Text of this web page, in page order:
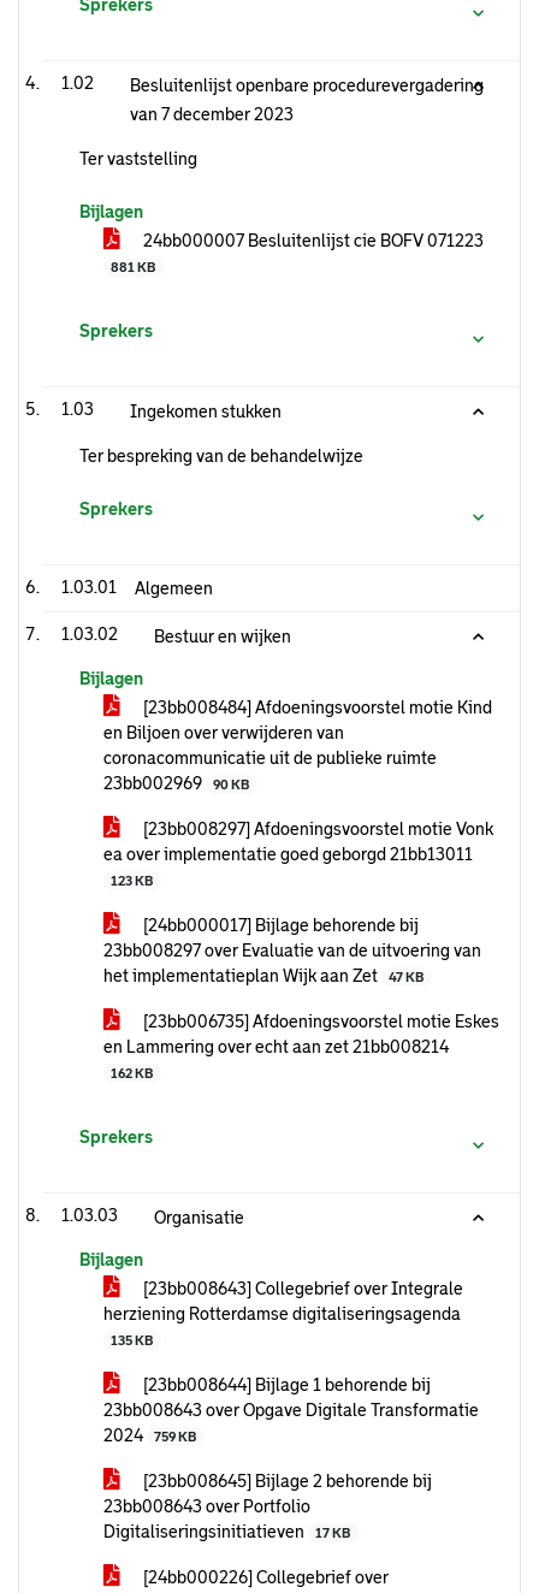
Sprekers
1.02
Besluitenlijst openbare procedurevergadering
van 7 december 2023
Ter vaststelling
Bijlagen
24bb000007 Besluitenlijst cie BOFV 071223
881 KB
Sprekers
1.03 Ingekomen stukken
Ter bespreking van de behandelwijze
Sprekers
1.03.01 Algemeen
1.03.02 Bestuur en wijken
Bijlagen
[23bb008484] Afdoeningsvoorstel motie Kind
en Biljoen over verwijderen van
coronacommunicatie uit de publieke ruimte
23bb002969
90 KB
[23bb008297] Afdoeningsvoorstel motie Vonk
ea over implementatie goed geborgd 21bb13011
123 KB
[24bb000017] Bijlage behorende bij
23bb008297 over Evaluatie van de uitvoering van
het implementatieplan Wijk aan Zet
47 KB
[23bb006735] Afdoeningsvoorstel motie Eskes
en Lammering over echt aan zet 21bb008214
162 KB
Sprekers
1.03.03 Organisatie
Bijlagen
[23bb008643] Collegebrief over Integrale
herziening Rotterdamse digitaliseringsagenda
135 KB
[23bb008644] Bijlage 1 behorende bij
23bb008643 over Opgave Digitale Transformatie
2024
759 KB
[23bb008645] Bijlage 2 behorende bij
23bb008643 over Portfolio
Digitaliseringsinitiatieven
17 KB
[24bb000226] Collegebrief over